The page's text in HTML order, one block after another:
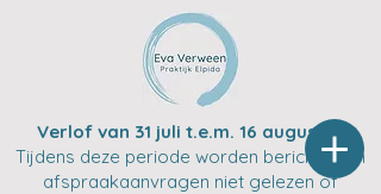
Verlof van 31 juli t.e.m. 16 augustus
Tijdens deze periode worden berichten en
afspraakaanvragen niet gelezen of